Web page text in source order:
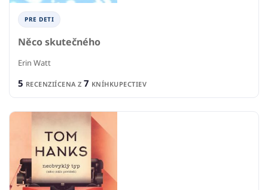
PRE DETI
Něco skutečného
Erin Watt
5 RECENZIÍCENA Z 7 KNÍHKUPECTIEV